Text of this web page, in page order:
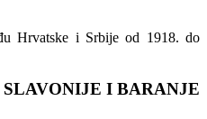
Hrvatske i Srbije od 1918. do
I BARANJE